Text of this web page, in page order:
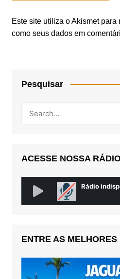
Este site utiliza o Akismet para
como seus dados em
Pesquisar
ACESSE NOSSA
ENTRE AS MELHORES